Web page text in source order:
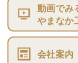
動画でみ
やまなか
会社案内